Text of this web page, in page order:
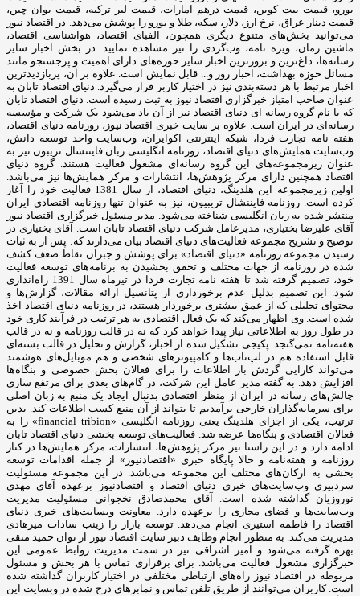
یورو، قیمت بیت کوین، قیمت درهم امارات، قیمت لیر ترکیه، قیمت یوان چین،
قیمت دینار عراق، نرخ ارز، دلار، سکه، طلا و یورو را پوشش می‌دهد. در اقتصاد نیوز
می‌توانید بخش‌های متنوع دیگری همچون، الفبای اقتصاد، هواشناسی اقتصاد،
ماشین زمان، ویژه نامه، وب‌گردی را نیز مشاهده نمایید. در بخش اخبار سایر
رسانه‌ها، داغ‌ترین و بروزترین اخبار سایر حوزه‌های دارای اهمیت و پرجستجو مانند
مسائل حوزه بهداشت، اخبار روز و... قابل نمایش است. علاوه بر آن، پربازدیدترین
اخبار مرتبط با هر دسته‌بندی نیز در اختیار کاربر قرار می‌گیرد. دنیای اقتصاد تابان به
عنوان صاحب امتیاز خبرگزاری اقتصاد نیوز به ثبت رسیده است. دنیای اقتصاد تابان
که با نام گروه رسانه ای دنیای اقتصاد نیز از آن یاد می‌شود یک شرکت و مؤسسه
رسانه‌ای در ایران است. علاوه بر سایت خبری اقتصاد نیوز، روزنامه دنیای اقتصاد،
هفته ‌نامه تجارت فردا، شبکه اینترنتی اکوایران، وب‌سایت واحد توسعه دانش،
وب‌سایت همایش‌های دنیای اقتصاد، روزنامه انگلیسی ‌زبان فایننشال تریبون نیز به
عنوان زیرمجموعه‌های این گروه رسانه‌ای مشغول فعالیت هستند. گروه دنیای
اقتصاد همچنین دارای مرکز پژوهش‌ها، انتشارات و مرکز همایش‌ها نیز می‌باشد.
اولین زیرمجموعه این هلدینگ، دنیای اقتصاد، از سال 1381 فعالیت خود را آغاز
کرده است. روزنامه فایننشال تریبیون، نیز به عنوان تنها روزنامه اقتصادی ایران
منتشر شده به زبان انگلیسی شناخته می‌شود. مدیر مسئول خبرگزاری اقتصاد نیوز
آقای علیرضا بختیاری، مدیرعامل شرکت دنیای اقتصاد تابان است. آقای بختیاری در
توضیح و تشریح مجموعه فعالیت‌های دنیای اقتصاد بیان می‌دارند که: پس از به ثبات
رسیدن مجموعه روزنامه «دنیای اقتصاد» برای پوشش و جبران نقاط ضعف کشف
شده در روزنامه از جهات مختلف و تحقق بخشیدن به برنامه‌های توسعه فعالیت
خود، تصمیم گرفته شد تا هفته نامه تجارت فردا در تیرماه سال 1391 راه‌اندازی
شود. این تصمیم بدلیل عدم برخورداری از پتانسیل ارائه مقالات، گزارش‌ها و
محتوای تحلیلی که از عمق بیشتری برخوردار هستند، در روزنامه دنیای اقتصاد اخذ
شده است. وی اظهار می‌کند که یک فعال اقتصادی به هر ترتیب در فرآیند کاری خود
در طول روز به اطلاعاتی نیاز پیدا خواهد کرد که نه در قالب روزنامه و نه در قالب
هفته‌نامه نمی‌گنجد. پکیجی تشکیل شده از اخبار، گزارش و تحلیل در قالب بسته‌ای
قابل استفاده هم در لپ‌تاب‌ها و کامپیوترهای شخصی و هم موبایل‌های هوشمند
می‌تواند کارایی گردش باز اطلاعات را برای فعالان بخش خصوصی و بنگاه‌ها
افزایش دهد. به گفته مدیر عامل این شرکت، در گام‌های بعدی برای مرتفع سازی
چالش‌های رسانه در ایران از منظر اقتصادی بدنبال ایجاد یک منبع به زبان اصلی
برای سرمایه‌گذاران خارجی برآمدیم تا بتواند از آن منبع کسب اطلاعات کند. بدین
ترتیب، یکی از اجزای هلدینگ یعنی روزنامه انگلیسی «financial tribion» را به
فعالان اقتصادی و بنگاه‌ها عرضه شد. فعالیت‌های توسعه بخشی دنیای اقتصاد تابان
ادامه دارد و در این راستا نیز مرکز پژوهش‌ها، انتشارات، مرکز همایش‌ها در کنار
روزنامه و هفته‌نامه و حالا پایگاه خبری «اقتصادنیوز» از جمله اقدامات توسعه
بخشی به ارکان‌های مختلف این مجموعه می‌باشد. در این مجموعه مسئولیت
سردبیری وب‌سایت‌های خبری دنیای اقتصاد و اقتصادنیوز برعهده آقای مهدی
نوروزیان گذاشته شده است. آقای محمدصادق نخجوانی مسئولیت مدیریت
وب‌سایت‌ها و فضای مجازی را برعهده دارد. معاونت وبسایت‌های خبری دنیای
اقتصاد را فاطمه استیری انجام می‌دهد. توسعه بازار را زینب سادات میرهادی
مدیریت می‌کند. به منظور انجام وظایف دبیر سایت اقتصاد نیوز از توان حمید متقی
بهره گرفته می‌شود و امیر اشراقی نیز در سمت مدیریت روابط عمومی این
خبرگزاری مشغول فعالیت می‌باشد. برای برقراری تماس با هر بخش و مسئول
مربوطه در اقتصاد نیوز راه‌های ارتباطی مختلفی در اختیار کاربران گذاشته شده
است. کاربران می‌توانند از طریق تلفن تماس و نمابرهای درج شده در وبسایت این